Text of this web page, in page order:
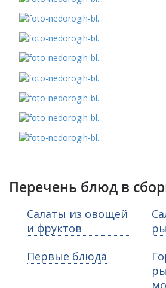
Перечень блюд в
Салаты из овощей
и фруктов
Первые блюда